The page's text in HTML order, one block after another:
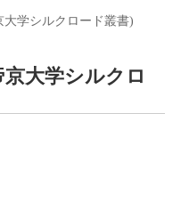
大学シルクロード叢書)
大学シルクロ